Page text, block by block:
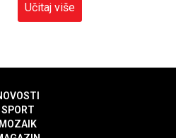
Učitaj više
SPORT
MOZAIK